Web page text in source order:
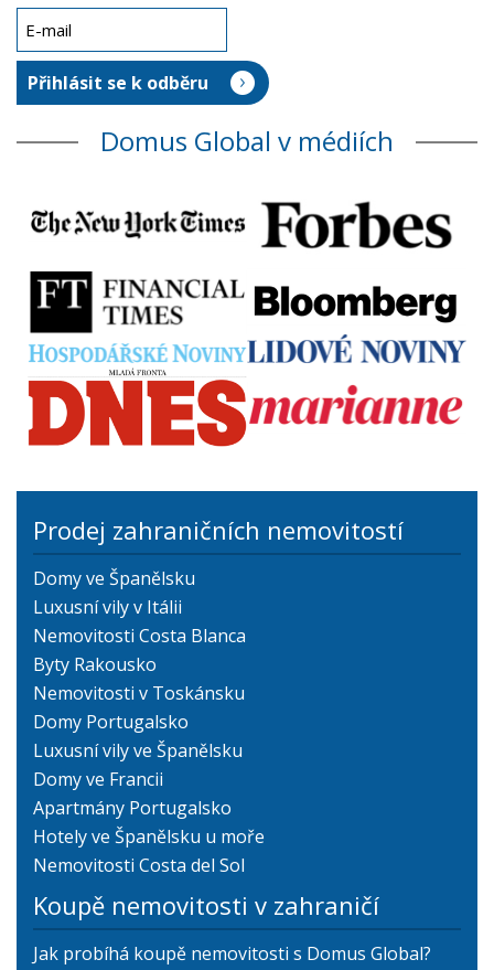
Domus Global v médiích
Prodej zahraničních nemovitostí
Domy ve Španělsku
Luxusní vily v Itálii
Nemovitosti Costa Blanca
Byty Rakousko
Nemovitosti v Toskánsku
Domy Portugalsko
Luxusní vily ve Španělsku
Domy ve Francii
Apartmány Portugalsko
Hotely ve Španělsku u moře
Nemovitosti Costa del Sol
Koupě nemovitosti v zahraničí
Jak probíhá koupě nemovitosti s Domus Global?